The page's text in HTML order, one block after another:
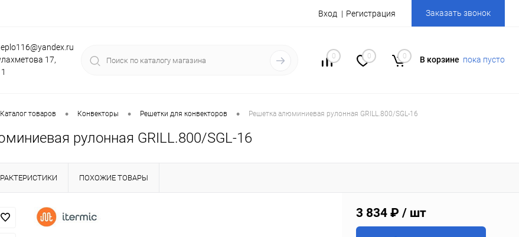
Вход Регистрация Заказать звонок
17,
0 0 0 В корзине пока пусто
Каталог товаров • Конвекторы • Решетки для конвекторов • Решетка алюминиевая рулонная GRILL.800/SGL-16
рулонная GRILL.800/SGL-16
ПОХОЖИЕ ТОВАРЫ
3 834 ₽ / шт